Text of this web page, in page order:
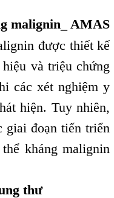
malignin_ AMAS
được thiết kế
và triệu chứng
các xét nghiệm y
hiện. Tuy nhiên,
giai đoạn tiến triển
kháng malignin
thư